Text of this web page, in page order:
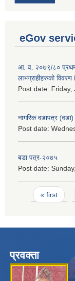
eGov
आ. व. २०७९/८० प्रथम
लाभग्राहीहरुको विवरण l
Post date: Friday,
नागरिक वडापत्र (वडा)
Post date:
बडा पत्र-२०७५
Post date:
Pages
« first
प्रवक्ता